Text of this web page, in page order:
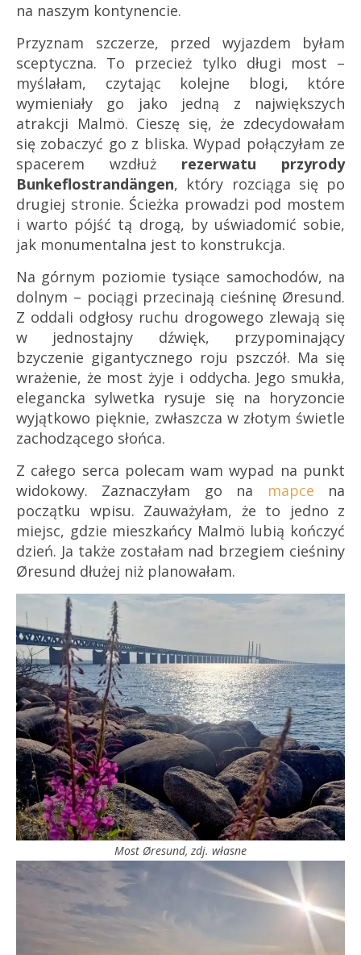
na naszym kontynencie.
Przyznam szczerze, przed wyjazdem byłam
sceptyczna. To przecież tylko długi most –
myślałam, czytając kolejne blogi, które
wymieniały go jako jedną z największych
atrakcji Malmö. Cieszę się, że zdecydowałam
się zobaczyć go z bliska. Wypad połączyłam ze
spacerem wzdłuż rezerwatu przyrody
Bunkeflostrandängen, który rozciąga się po
drugiej stronie. Ścieżka prowadzi pod mostem
i warto pójść tą drogą, by uświadomić sobie,
jak monumentalna jest to konstrukcja.
Na górnym poziomie tysiące samochodów, na
dolnym – pociągi przecinają cieśninę Øresund.
Z oddali odgłosy ruchu drogowego zlewają się
w jednostajny dźwięk, przypominający
bzyczenie gigantycznego roju pszczół. Ma się
wrażenie, że most żyje i oddycha. Jego smukła,
elegancka sylwetka rysuje się na horyzoncie
wyjątkowo pięknie, zwłaszcza w złotym świetle
zachodzącego słońca.
Z całego serca polecam wam wypad na punkt
widokowy. Zaznaczyłam go na mapce na
początku wpisu. Zauważyłam, że to jedno z
miejsc, gdzie mieszkańcy Malmö lubią kończyć
dzień. Ja także zostałam nad brzegiem cieśniny
Øresund dłużej niż planowałam.
Most Øresund, zdj. własne